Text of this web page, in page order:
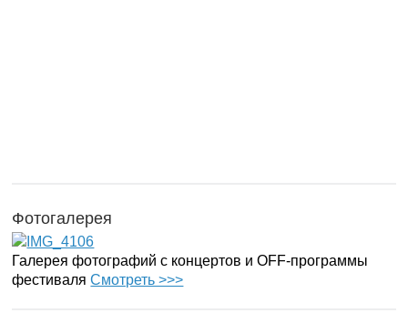
Фотогалерея
Галерея фотографий с концертов и OFF-программы
фестиваляСмотреть >>>